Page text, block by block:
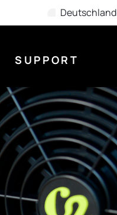
Deutschland
SUPPORT